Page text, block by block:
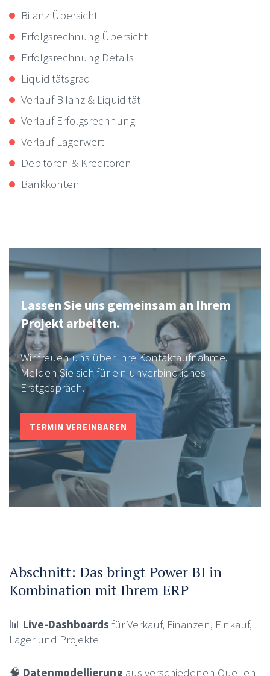
Bilanz Übersicht
Erfolgsrechnung Übersicht
Erfolgsrechnung Details
Liquiditätsgrad
Verlauf Bilanz & Liquidität
Verlauf Erfolgsrechnung
Verlauf Lagerwert
Debitoren & Kreditoren
Bankkonten
Lassen Sie uns gemeinsam an Ihrem
Projekt arbeiten.
Wir freuen uns über Ihre Kontaktaufnahme.
Melden Sie sich für ein unverbindliches
Erstgespräch.
TERMIN VEREINBAREN
Abschnitt: Das bringt Power BI in
Kombination mit Ihrem ERP
📊 Live-Dashboards für Verkauf, Finanzen, Einkauf,
Lager und Projekte
🧠 Datenmodellierung aus verschiedenen Quellen